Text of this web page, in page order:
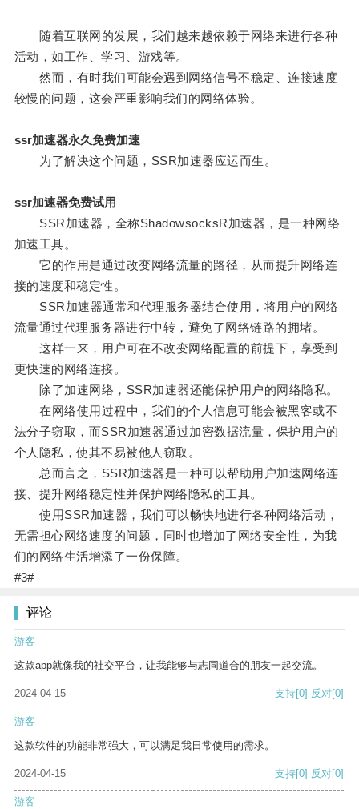
随着互联网的发展，我们越来越依赖于网络来进行各种
活动，如工作、学习、游戏等。
然而，有时我们可能会遇到网络信号不稳定、连接速度
较慢的问题，这会严重影响我们的网络体验。
ssr加速器永久免费加速
为了解决这个问题，SSR加速器应运而生。
ssr加速器免费试用
SSR加速器，全称ShadowsocksR加速器，是一种网络
加速工具。
它的作用是通过改变网络流量的路径，从而提升网络连
接的速度和稳定性。
SSR加速器通常和代理服务器结合使用，将用户的网络
流量通过代理服务器进行中转，避免了网络链路的拥堵。
这样一来，用户可在不改变网络配置的前提下，享受到
更快速的网络连接。
除了加速网络，SSR加速器还能保护用户的网络隐私。
在网络使用过程中，我们的个人信息可能会被黑客或不
法分子窃取，而SSR加速器通过加密数据流量，保护用户的
个人隐私，使其不易被他人窃取。
总而言之，SSR加速器是一种可以帮助用户加速网络连
接、提升网络稳定性并保护网络隐私的工具。
使用SSR加速器，我们可以畅快地进行各种网络活动，
无需担心网络速度的问题，同时也增加了网络安全性，为我
们的网络生活增添了一份保障。
#3#
评论
游客
这款app就像我的社交平台，让我能够与志同道合的朋友一起交流。
2024-04-15 支持[0] 反对[0]
游客
这款软件的功能非常强大，可以满足我日常使用的需求。
2024-04-15 支持[0] 反对[0]
游客